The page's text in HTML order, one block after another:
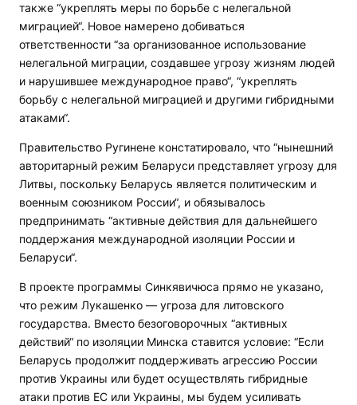
также “укреплять меры по борьбе с нелегальной
миграцией“. Новое намерено добиваться
ответственности “за организованное использование
нелегальной миграции, создавшее угрозу жизням людей
и нарушившее международное право“, “укреплять
борьбу с нелегальной миграцией и другими гибридными
атаками“.
Правительство Ругинене констатировало, что “нынешний
авторитарный режим Беларуси представляет угрозу для
Литвы, поскольку Беларусь является политическим и
военным союзником России“, и обязывалось
предпринимать “активные действия для дальнейшего
поддержания международной изоляции России и
Беларуси“.
В проекте программы Синкявичюса прямо не указано,
что режим Лукашенко — угроза для литовского
государства. Вместо безоговорочных “активных
действий“ по изоляции Минска ставится условие: “Если
Беларусь продолжит поддерживать агрессию России
против Украины или будет осуществлять гибридные
атаки против ЕС или Украины, мы будем усиливать